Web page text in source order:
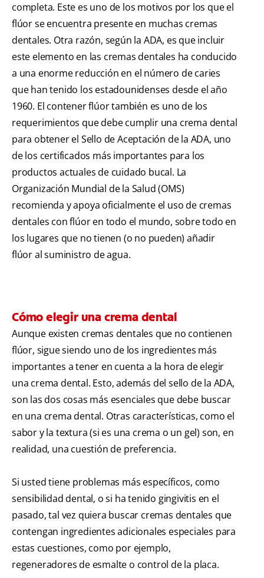
completa. Este es uno de los motivos por los que el
flúor se encuentra presente en muchas cremas
dentales. Otra razón, según la ADA, es que incluir
este elemento en las cremas dentales ha conducido
a una enorme reducción en el número de caries
que han tenido los estadounidenses desde el año
1960. El contener flúor también es uno de los
requerimientos que debe cumplir una crema dental
para obtener el Sello de Aceptación de la ADA, uno
de los certificados más importantes para los
productos actuales de cuidado bucal. La
Organización Mundial de la Salud (OMS)
recomienda y apoya oficialmente el uso de cremas
dentales con flúor en todo el mundo, sobre todo en
los lugares que no tienen (o no pueden) añadir
flúor al suministro de agua.
Cómo elegir una crema dental
Aunque existen cremas dentales que no contienen
flúor, sigue siendo uno de los ingredientes más
importantes a tener en cuenta a la hora de elegir
una crema dental. Esto, además del sello de la ADA,
son las dos cosas más esenciales que debe buscar
en una crema dental. Otras características, como el
sabor y la textura (si es una crema o un gel) son, en
realidad, una cuestión de preferencia.
Si usted tiene problemas más específicos, como
sensibilidad dental, o si ha tenido gingivitis en el
pasado, tal vez quiera buscar cremas dentales que
contengan ingredientes adicionales especiales para
estas cuestiones, como por ejemplo,
regeneradores de esmalte o control de la placa.